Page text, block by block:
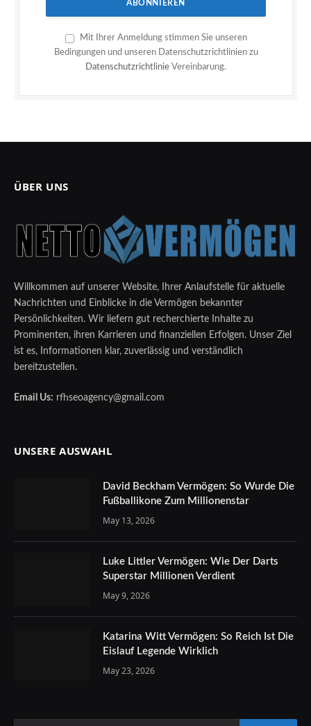
Mit Ihrer Anmeldung stimmen Sie unseren
Bedingungen und unseren Datenschutzrichtlinien zu
Datenschutzrichtlinie Vereinbarung.
ÜBER UNS
Willkommen auf unserer Website, Ihrer Anlaufstelle für aktuelle
Nachrichten und Einblicke in die Vermögen bekannter
Persönlichkeiten. Wir liefern gut recherchierte Inhalte zu
Prominenten, ihren Karrieren und finanziellen Erfolgen. Unser Ziel
ist es, Informationen klar, zuverlässig und verständlich
bereitzustellen.
Email Us: rfhseoagency@gmail.com
UNSERE AUSWAHL
David Beckham Vermögen: So Wurde Die
Fußballikone Zum Millionenstar
May 13, 2026
Luke Littler Vermögen: Wie Der Darts
Superstar Millionen Verdient
May 9, 2026
Katarina Witt Vermögen: So Reich Ist Die
Eislauf Legende Wirklich
May 23, 2026